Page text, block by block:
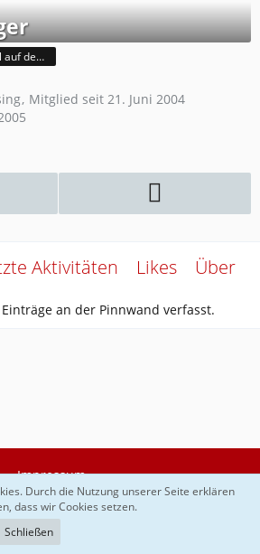
Zum ersten Mal auf dem Platz
Mitglied seit 21. Juni 2004
Aktivitäten Likes Über
an der Pinnwand verfasst.
Impressum
Software:
Durch die Nutzung unserer Seite erklären
dass wir Cookies setzen.
Schließen